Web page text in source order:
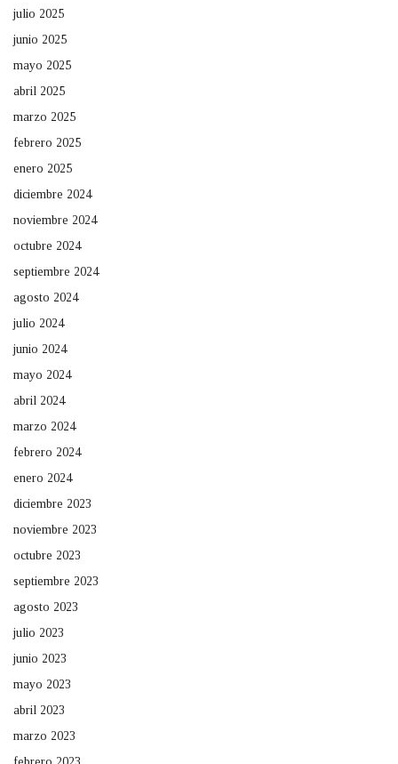
julio 2025
junio 2025
mayo 2025
abril 2025
marzo 2025
febrero 2025
enero 2025
diciembre 2024
noviembre 2024
octubre 2024
septiembre 2024
agosto 2024
julio 2024
junio 2024
mayo 2024
abril 2024
marzo 2024
febrero 2024
enero 2024
diciembre 2023
noviembre 2023
octubre 2023
septiembre 2023
agosto 2023
julio 2023
junio 2023
mayo 2023
abril 2023
marzo 2023